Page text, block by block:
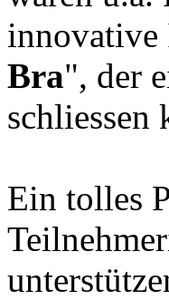
innovative
Bra", der
schliessen
Ein tolles